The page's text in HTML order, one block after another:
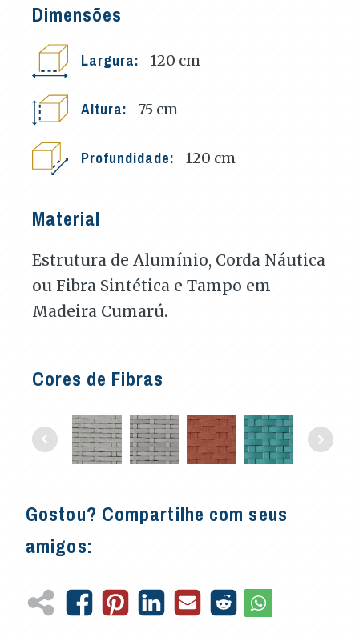
Dimensões
Largura: 120 cm
Altura: 75 cm
Profundidade: 120 cm
Material
Estrutura de Alumínio, Corda Náutica
ou Fibra Sintética e Tampo em
Madeira Cumarú.
Cores de Fibras
Gostou? Compartilhe com seus
amigos: